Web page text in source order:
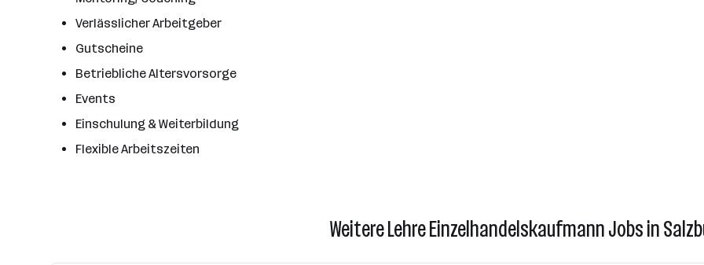
Verlässlicher Arbeitgeber
Gutscheine
Betriebliche Altersvorsorge
Events
Einschulung & Weiterbildung
Flexible Arbeitszeiten
Weitere Lehre Einzelhandelskaufmann Jobs in